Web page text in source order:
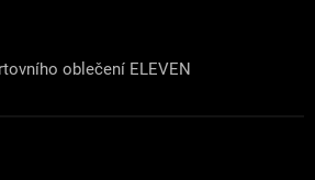
oblečení ELEVEN